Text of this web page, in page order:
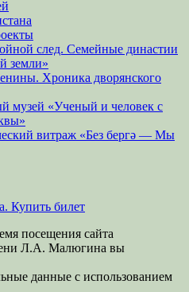
след. Семейные династии
земли»
Хроника дворянского
музей «Ученый и человек с
витраж «Без бергə — Мы
Купить билет
посещения сайта
Л.А. Малюгина вы
данные с использованием